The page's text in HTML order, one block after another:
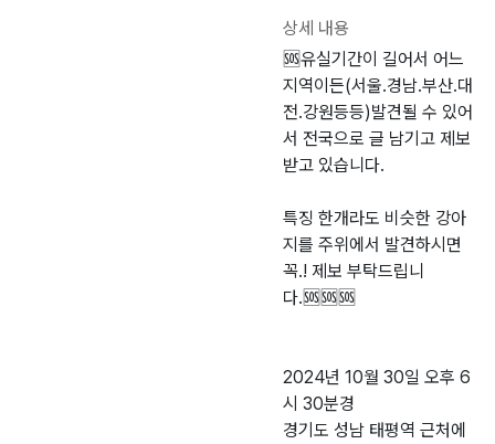
상세 내용
🆘️유실기간이 길어서 어느
지역이든(서울.경남.부산.대
전.강원등등)발견될 수 있어
서 전국으로 글 남기고 제보
받고 있습니다.
특징 한개라도 비슷한 강아
지를 주위에서 발견하시면
꼭.! 제보 부탁드립니
다.🆘️🆘️🆘️
2024년 10월 30일 오후 6
시 30분경
경기도 성남 태평역 근처에